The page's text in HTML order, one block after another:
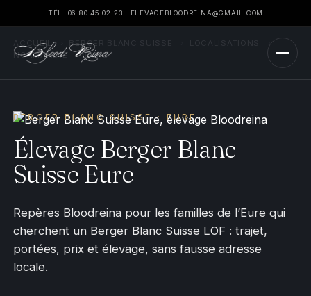
TÉL. 06 80 45 02 23 ELEVAGEBLOODREINA@GMAIL.COM
ACCUEIL BERGER BLANC SUISSE
›
NORMANDIE
› EURE
BERGER BLANC SUISSE · EURE
Élevage Berger Blanc
Suisse Eure
Repères Bloodreina pour les familles de l’Eure qui
cherchent un Berger Blanc Suisse LOF : trajet,
portées, prix et élevage, sans fausse adresse
locale.